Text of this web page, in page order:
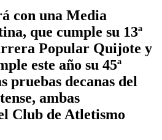
con una Media
que cumple su 13ª
Popular Quijote y
este año su 45ª
pruebas decanas del
ambas
Club de Atletismo